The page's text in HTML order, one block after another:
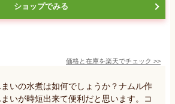
ショップでみる
価格と在庫を楽天でチェック >>
いの水煮は如何でしょうか？ナムル作
いが時短出来て便利だと思います。コ